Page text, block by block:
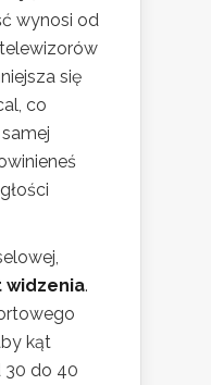
wynosi od
się
co
widzenia.
kąt
30 do 40